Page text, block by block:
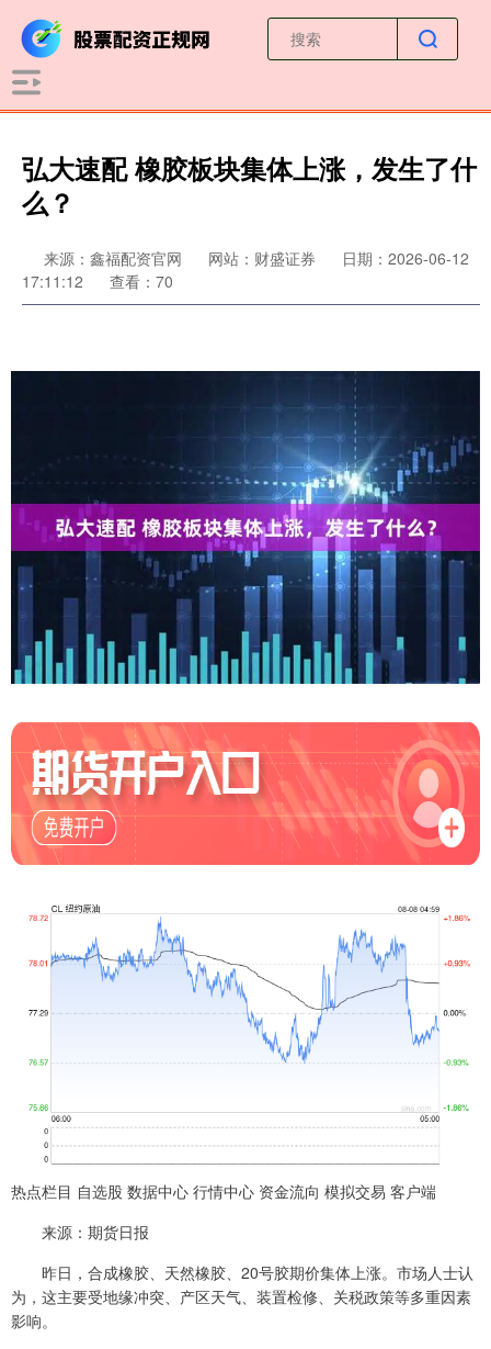
弘大速配 橡胶板块集体上涨，发生了什
么？
来源：鑫福配资官网 网站：财盛证券
日期：2026-06-12
17:11:12
查看：70
热点栏目 自选股 数据中心 行情中心 资金流向 模拟交易 客户端
来源：期货日报
昨日，合成橡胶、天然橡胶、20号胶期价集体上涨。市场人士认
为，这主要受地缘冲突、产区天气、装置检修、关税政策等多重因素
影响。